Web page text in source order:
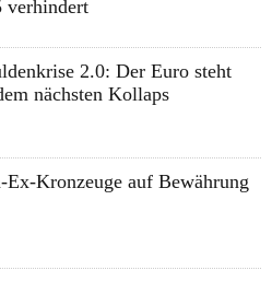
verhindert
2.0: Der Euro steht
nächsten Kollaps
Ex-Kronzeuge auf Bewährung